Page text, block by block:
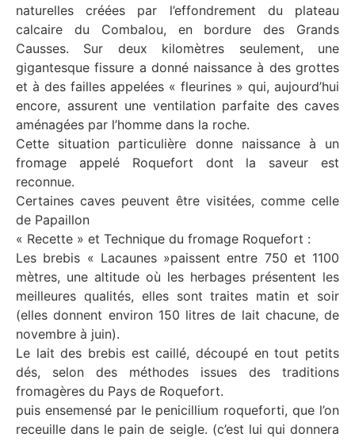
naturelles créées par l’effondrement du plateau
calcaire du Combalou, en bordure des Grands
Causses. Sur deux kilomètres seulement, une
gigantesque fissure a donné naissance à des grottes
et à des failles appelées « fleurines » qui, aujourd’hui
encore, assurent une ventilation parfaite des caves
aménagées par l’homme dans la roche.
Cette situation particulière donne naissance à un
fromage appelé Roquefort dont la saveur est
reconnue.
Certaines caves peuvent être visitées, comme celle
de Papaillon
« Recette » et Technique du fromage Roquefort :
Les brebis « Lacaunes »paissent entre 750 et 1100
mètres, une altitude où les herbages présentent les
meilleures qualités, elles sont traites matin et soir
(elles donnent environ 150 litres de lait chacune, de
novembre à juin).
Le lait des brebis est caillé, découpé en tout petits
dés, selon des méthodes issues des traditions
fromagères du Pays de Roquefort.
puis ensemensé par le penicillium roqueforti, que l’on
receuille dans le pain de seigle. (c’est lui qui donnera